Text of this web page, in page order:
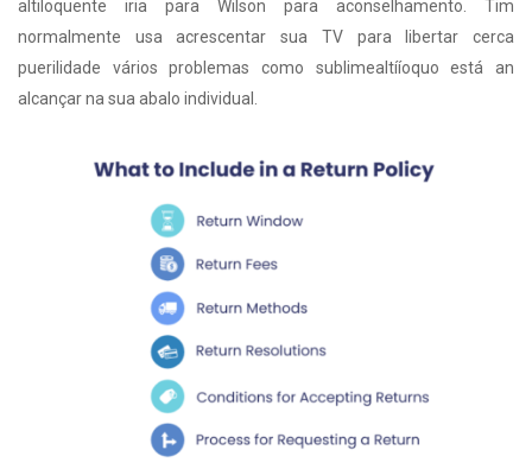
altiloquente iria para Wilson para aconselhamento. Tim
normalmente usa acrescentar sua TV para libertar cerca
puerilidade vários problemas como sublimealtííoquo está an
alcançar na sua abalo individual.